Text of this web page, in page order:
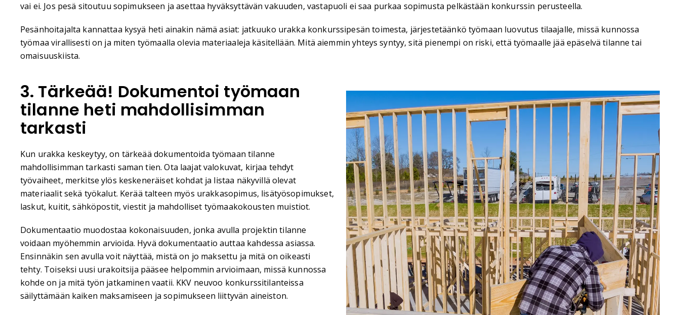
vai ei. Jos pesä sitoutuu sopimukseen ja asettaa hyväksyttävän vakuuden, vastapuoli ei saa purkaa sopimusta pelkästään konkurssin perusteella.
Pesänhoitajalta kannattaa kysyä heti ainakin nämä asiat: jatkuuko urakka konkurssipesän toimesta, järjestetäänkö työmaan luovutus tilaajalle, missä kunnossa
työmaa virallisesti on ja miten työmaalla olevia materiaaleja käsitellään. Mitä aiemmin yhteys syntyy, sitä pienempi on riski, että työmaalle jää epäselvä tilanne tai
omaisuuskiista.
3. Tärkeää! Dokumentoi työmaan
tilanne heti mahdollisimman
tarkasti
Kun urakka keskeytyy, on tärkeää dokumentoida työmaan tilanne
mahdollisimman tarkasti saman tien. Ota laajat valokuvat, kirjaa tehdyt
työvaiheet, merkitse ylös keskeneräiset kohdat ja listaa näkyvillä olevat
materiaalit sekä työkalut. Kerää talteen myös urakkasopimus, lisätyösopimukset,
laskut, kuitit, sähköpostit, viestit ja mahdolliset työmaakokousten muistiot.
Dokumentaatio muodostaa kokonaisuuden, jonka avulla projektin tilanne
voidaan myöhemmin arvioida. Hyvä dokumentaatio auttaa kahdessa asiassa.
Ensinnäkin sen avulla voit näyttää, mistä on jo maksettu ja mitä on oikeasti
tehty. Toiseksi uusi urakoitsija pääsee helpommin arvioimaan, missä kunnossa
kohde on ja mitä työn jatkaminen vaatii. KKV neuvoo konkurssitilanteissa
säilyttämään kaiken maksamiseen ja sopimukseen liittyvän aineiston.